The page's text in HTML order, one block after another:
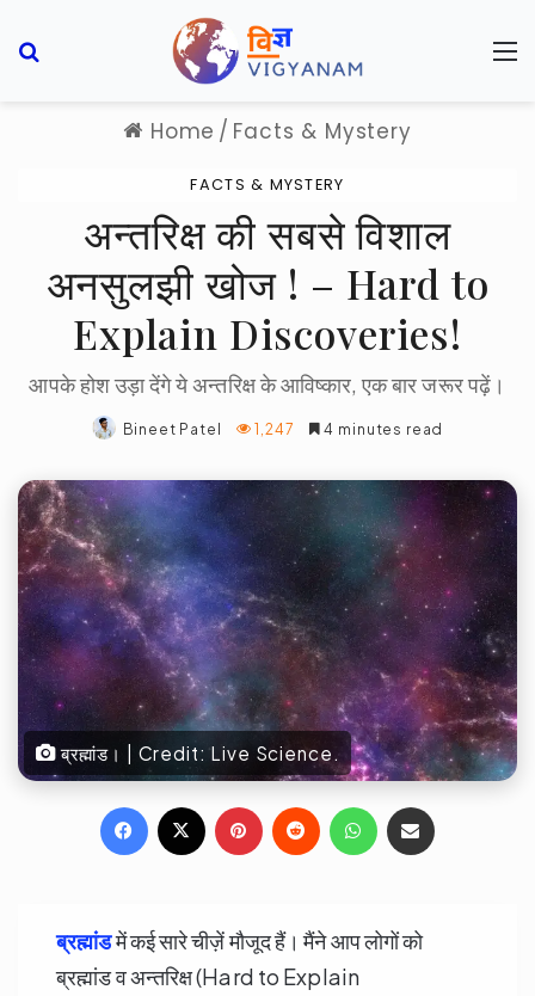
Home / Facts & Mystery
FACTS & MYSTERY
अन्तरिक्ष की सबसे विशाल
अनसुलझी खोज ! – Hard to
Explain Discoveries!
आपके होश उड़ा देंगे ये अन्तरिक्ष के आविष्कार, एक बार जरूर पढ़ें।
Bineet Patel 1,247 4 minutes read
ब्रह्मांड। | Credit: Live Science.
Facebook Pinterest
Reddit WhatsApp
ब्रह्मांडमें कई सारे चीज़ें मौजूद हैं। मैंने आप लोगों को
ब्रह्मांड व अन्तरिक्ष (Hard to Explain